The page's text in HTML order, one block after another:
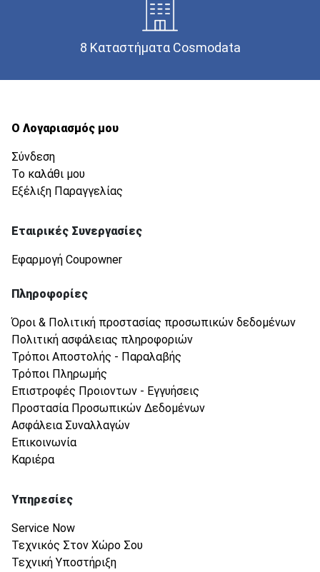
8 Καταστήματα Cosmodata
Ο Λογαριασμός μου
Σύνδεση
Το καλάθι μου
Εξέλιξη Παραγγελίας
Εταιρικές Συνεργασίες
Εφαρμογή Coupowner
Πληροφορίες
Όροι & Πολιτική προστασίας προσωπικών δεδομένων
Πολιτική ασφάλειας πληροφοριών
Τρόποι Αποστολής - Παραλαβής
Τρόποι Πληρωμής
Επιστροφές Προιοντων - Εγγυήσεις
Προστασία Προσωπικών Δεδομένων
Ασφάλεια Συναλλαγών
Επικοινωνία
Καριέρα
Υπηρεσίες
Service Now
Τεχνικός Στον Χώρο Σου
Τεχνική Υποστήριξη